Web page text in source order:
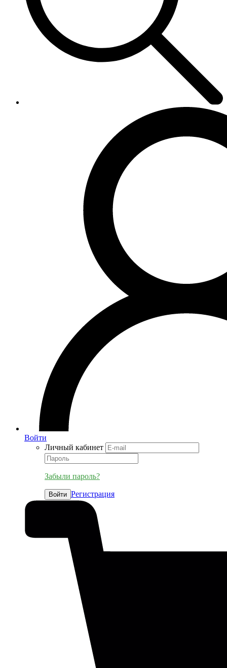
Войти
Личный кабинет
Забыли пароль?
Войти Регистрация